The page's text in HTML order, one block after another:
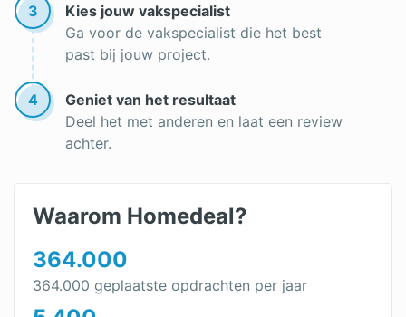
3
Kies jouw vakspecialist
Ga voor de vakspecialist die het best
past bij jouw project.
4
Geniet van het resultaat
Deel het met anderen en laat een review
achter.
Waarom Homedeal?
364.000
364.000 geplaatste opdrachten per jaar